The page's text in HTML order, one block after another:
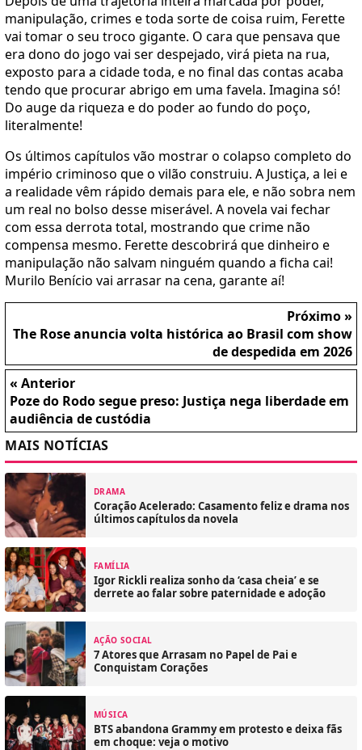
manipulação, crimes e toda sorte de coisa ruim, Ferette
vai tomar o seu troco gigante. O cara que pensava que
era dono do jogo vai ser despejado, virá pieta na rua,
exposto para a cidade toda, e no final das contas acaba
tendo que procurar abrigo em uma favela. Imagina só!
Do auge da riqueza e do poder ao fundo do poço,
literalmente!
Os últimos capítulos vão mostrar o colapso completo do
império criminoso que o vilão construiu. A Justiça, a lei e
a realidade vêm rápido demais para ele, e não sobra nem
um real no bolso desse miserável. A novela vai fechar
com essa derrota total, mostrando que crime não
compensa mesmo. Ferette descobrirá que dinheiro e
manipulação não salvam ninguém quando a ficha cai!
Murilo Benício vai arrasar na cena, garante aí!
Próximo »
The Rose anuncia volta histórica ao Brasil com show
de despedida em 2026
« Anterior
Poze do Rodo segue preso: Justiça nega liberdade em
audiência de custódia
MAIS NOTÍCIAS
DRAMA
Coração Acelerado: Casamento feliz e drama nos
últimos capítulos da novela
FAMÍLIA
Igor Rickli realiza sonho da ‘casa cheia’ e se
derrete ao falar sobre paternidade e adoção
AÇÃO SOCIAL
7 Atores que Arrasam no Papel de Pai e
Conquistam Corações
MÚSICA
BTS abandona Grammy em protesto e deixa fãs
em choque: veja o motivo